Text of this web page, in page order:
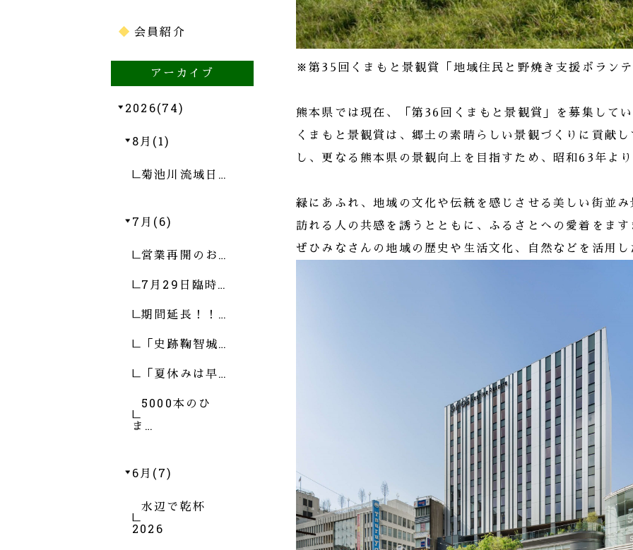
※第35回くまもと景観賞「地域住民と野焼き支援ボラン
熊本県では現在、「第36回くまもと景観賞」を募集して
くまもと景観賞は、郷土の素晴らしい景観づくりに貢献
し、更なる熊本県の景観向上を目指すため、昭和63年よ
緑にあふれ、地域の文化や伝統を感じさせる美しい街並
訪れる人の共感を誘うとともに、ふるさとへの愛着をま
ぜひみなさんの地域の歴史や生活文化、自然などを活用
会員紹介
アーカイブ
2026(74)
8月(1)
菊池川流域日…
7月(6)
営業再開のお…
7月29日臨時…
期間延長！！…
「史跡鞠智城…
「夏休みは早…
5000本のひ
ま…
6月(7)
水辺で乾杯
2026